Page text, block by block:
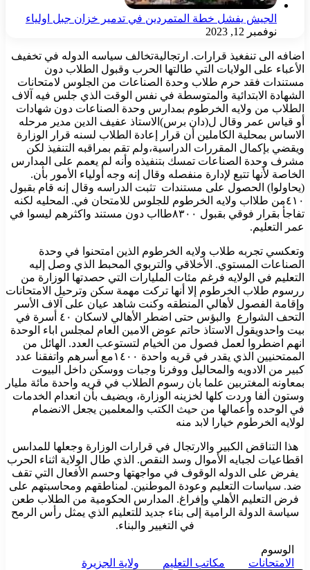
الجيش يفشل خطة المتمردين في تدمير خزان جبل اولياء
نوفمبر 12, 2023
اضافه الى تنفغيذ قرارات. ارتجاليةتخالف سياسه الدوله في تخفيف
الأعباء على الولايات التي طالتها الحرب وقبول الطلاب دون
مستندات فقد حرم طلاب وحدة الصناعات من الجلوس لامتحانات
الشهادة الابتدائية والمتوسطة في نفس الوقت الذي جلس فيه آلاف
الطلاب من ولايه الخرطوم بمدارس وحدة الصناعات دون شهادات
أو قياس عمر وقال ل(دان برس)الاستاذ عفيف الدين مدير مرحله
الاساس بمحلية الكاملين أن قرار إعادة الطلاب لسنه قرار الوزارة
ويقضي بإكمال المقررات الدراسية،ولم تقم بمراقبه التنفيذ لكن
مشرف وحدة الصناعات تمسك بتنفيذه وأنه لم يعمم على المدارس
الخاصة لأنها تتبع لإدارة منفصله وقال إنه وجه أولياء الأمور بأن.
(يحاولوا) الحصول على مستندات تثبت الدراسه وقال إنه قام بقبول
٤١٠من طلااب ولايه الخرطوم للجلوس للامتحان في. المحليه لكنه
تفاجأ بقرار فوقي بقبول ٨٣٠٠طااب دون مستند واكثرهم ليسوا في
عمر التعليم.
وتعكسي تجربه طلاب ولايه الخرطوم الذين امتحنوا في وحدة
الصناعات المستوي. الأخلاقي والتربوي المحبط الذي وصل إليه
التعليم في الولايه فرغم مئات المليارات التي حصدتها الوزارة من
ررسوم طلاب الخرطوم إلا أنها تركت مهمة سكن وترحيل الامتحانات
وإقامة الفصول لأهالي المنطقه وكنت شاهد عيان على آلاف الأسر
التحف الشوارع والبؤس حتى اضطر الأهالي لاسكان ٤٠ أسرة في
بيت واحدويقول الاستاذ حاتم عوض الامين العام لمجلس اباء الوحدة
انهم اضطروا لعمل فصول من الخيام لتستوعب العدد. الهائل من
الممتحنيين الذي يقدر في قريه واحدة ١٤٠٠مع أسرهم واتفقنا عدد
كبير من الادويه والمحاليل ووفرنا وجبات ووسكن داخل البيوت
بمعاونه المغتربين علما بان رسوم الطلاب في قريه واحدة مائة مليار
وستون ألفا وردت كلها لخزينه الوزارة، ويضيف بأن انعدام الخدمات
في الوحده وأعمالها من حيث الكتب والمعلمين يجعل الانضمام
لولايه الخرطوم خيارا لابد منه
هذا التناقض الكبير والارتجال في قرارات الوزارة وجعلها للمداىس
اقطاعيات لجبايه الأموال وسد النقص. الذي طال الولاية اثناء الحرب
يفرض على الدوله الوقوف في مواجهتها وحسم الأفعال التي تقف
ضد. سياسات التعليم وعودة الموطنين. لمناطقهم ومحاسبتهم على
فرض التعليم الأهلي وإفراغ. المدارس الحكومية من الطلاب طعن
سياسة الدولة الرامية إلى بناء جديد للتعليم الذي يمثل رأس الرمح
في التغيير والبناء.
الوسوم
الامتحانات
مكاتب التعليم ولاية الجزيرة